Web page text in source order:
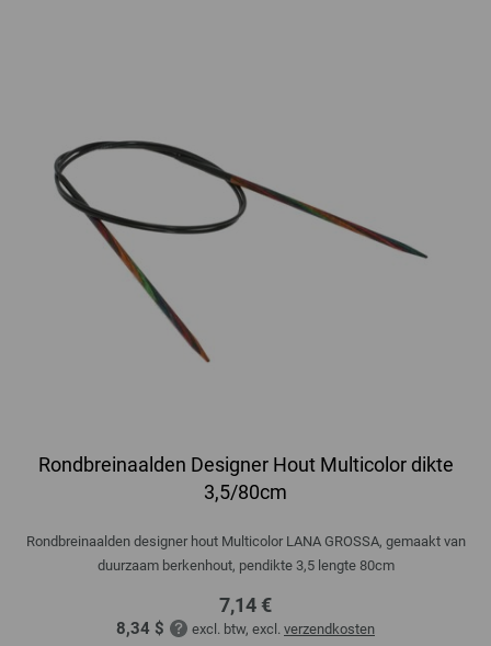
Rondbreinaalden Designer Hout Multicolor dikte
3,5/80cm
Rondbreinaalden designer hout Multicolor LANA GROSSA, gemaakt van
duurzaam berkenhout, pendikte 3,5 lengte 80cm
7,14 €
8,34 $ excl. btw, excl. verzendkosten